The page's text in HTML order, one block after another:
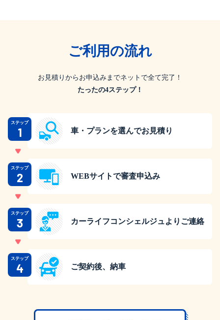
ご利用の流れ
お見積りからお申込みまでネットで全て完了！
たったの4ステップ！
ステップ
1 車・プランを選んでお見積り
ステップ
2 WEBサイトで審査申込み
ステップ
3 カーライフコンシェルジュよりご連絡
ステップ
4 ご契約後、納車